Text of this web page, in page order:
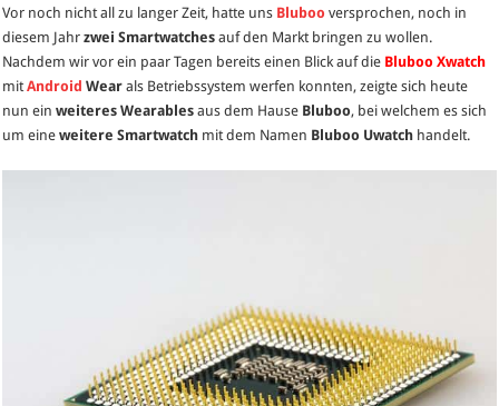
–
weitere
Bluboo
Smartwatch
für
nur
$49,99
Vor noch nicht all zu langer Zeit, hatte uns Bluboo versprochen, noch in
diesem Jahrzwei Smartwatches auf den Markt bringen zu wollen.
Nachdem wir vor ein paar Tagen bereits einen Blick auf die Bluboo Xwatch
mitAndroid Wear als Betriebssystem werfen konnten, zeigte sich heute
nun einweiteres Wearables aus dem Hause Bluboo, bei welchem es sich
um eineweitere Smartwatch mit dem Namen Bluboo Uwatch handelt.